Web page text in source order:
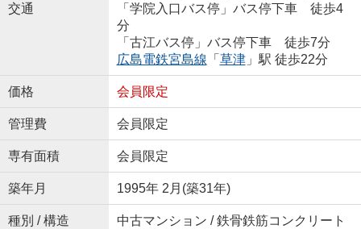
交通
「学院入口バス停」バス停下車 徒歩4
分
「古江バス停」バス停下車 徒歩7分
広島電鉄宮島線 「 草津」駅 徒歩22分
価格 会員限定
管理費 会員限定
専有面積 会員限定
築年月 1995年 2月(築31年)
種別 / 構造 中古マンション / 鉄骨鉄筋コンクリート